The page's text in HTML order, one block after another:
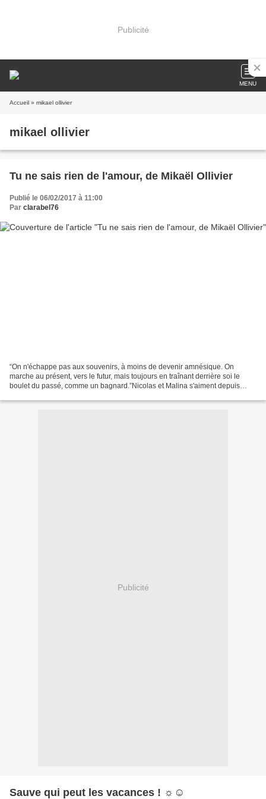
Publicité
MENU
Accueil » mikael ollivier
mikael ollivier
Tu ne sais rien de l'amour, de Mikaël Ollivier
Publié le 06/02/2017 à 11:00
Par clarabel76
“On n'échappe pas aux souvenirs, à moins de devenir amnésique. On
marche au présent, vers le futur, mais toujours en traînant derrière soi le
boulet du passé, comme un bagnard.”Nicolas et Malina s'aiment depuis
Publicité
Sauve qui peut les vacances ! ☼☺